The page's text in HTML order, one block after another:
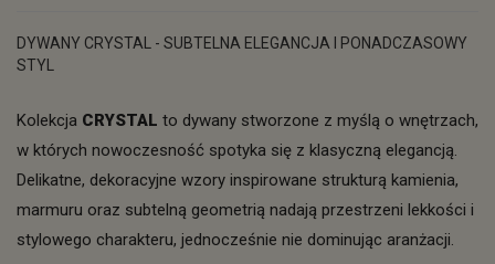
DYWANY CRYSTAL - SUBTELNA ELEGANCJA I PONADCZASOWY
STYL
Kolekcja CRYSTAL to dywany stworzone z myślą o wnętrzach,
w których nowoczesność spotyka się z klasyczną elegancją.
Delikatne, dekoracyjne wzory inspirowane strukturą kamienia,
marmuru oraz subtelną geometrią nadają przestrzeni lekkości i
stylowego charakteru, jednocześnie nie dominując aranżacji.